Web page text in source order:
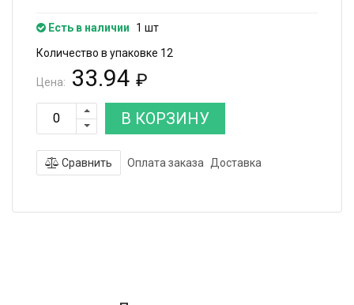
Есть в наличии
1 шт
Количество в упаковке 12
Цена: 33.94 ₽
В КОРЗИНУ
Сравнить Оплата заказа Доставка